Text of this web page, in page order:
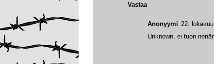
Anonyymi 22.
Unknown, ei tuon
Vastaa